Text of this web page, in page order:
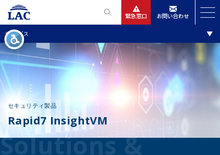
緊急窓口 お問い合わせ
サービス
ニュースリリース
IR情報
採用
ソリューション・製品
セキュリティ製品
Rapid7 InsightVM
Solutions &